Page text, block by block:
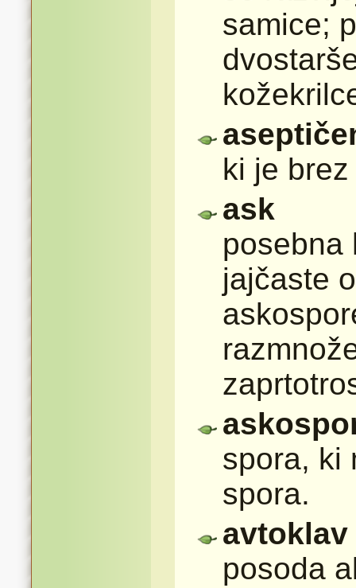
samice;
ki je
ask
posebna
jajčaste
spora, ki
spora.
avtoklav
posoda